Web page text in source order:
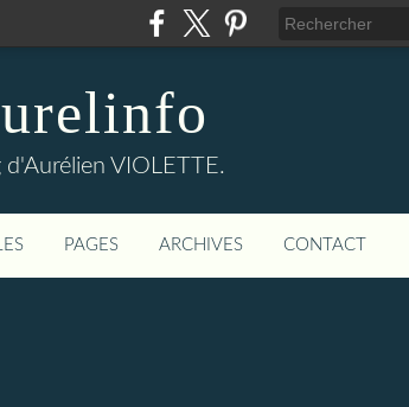
d'Aurélien VIOLETTE.
PAGES ARCHIVES CONTACT